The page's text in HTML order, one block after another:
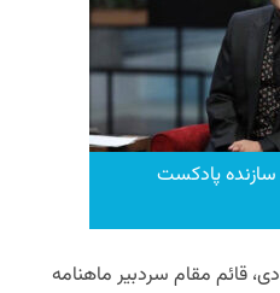
پادکست
قائم مقام سردبیر ماهنامه